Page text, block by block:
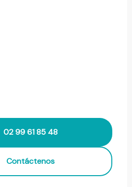
02 99 61 85 48
Contáctenos